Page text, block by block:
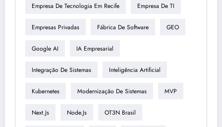
Empresa De Tecnologia Em Recife Empresa De TI
Empresas Privadas Fábrica De Software GEO
Google AI IA Empresarial
Integração De Sistemas Inteligência Artificial
Kubernetes Modernização De Sistemas MVP
Next.js Node.js OT3N Brasil